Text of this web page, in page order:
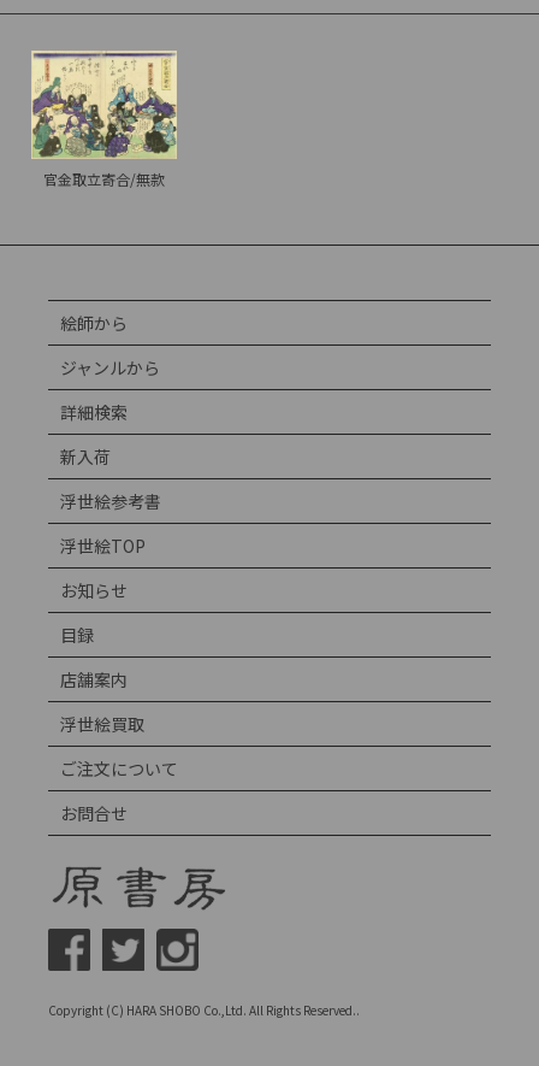
官金取立寄合/無款
絵師から
ジャンルから
詳細検索
新入荷
浮世絵参考書
浮世絵TOP
お知らせ
目録
店舗案内
浮世絵買取
ご注文について
お問合せ
Copyright (C) HARA SHOBO Co.,Ltd. All Rights Reserved..